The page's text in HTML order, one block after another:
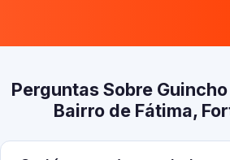
Perguntas Sobre
Bairro de Fátima,